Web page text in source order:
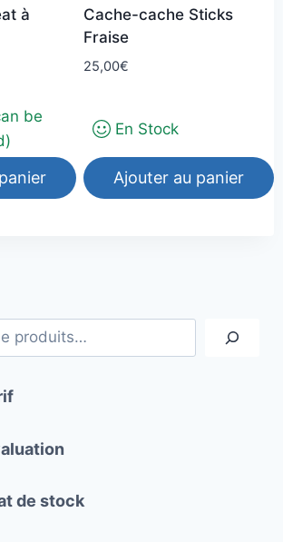
à
be
Cache-cache Sticks
Fraise
25,00€
En Stock
Ajouter au panier
de stock